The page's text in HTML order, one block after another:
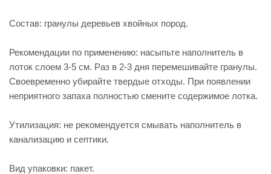
Состав: гранулы деревьев хвойных пород.
Рекомендации по применению: насыпьте наполнитель в
лоток слоем 3-5 см. Раз в 2-3 дня перемешивайте гранулы.
Своевременно убирайте твердые отходы. При появлении
неприятного запаха полностью смените содержимое лотка.
Утилизация: не рекомендуется смывать наполнитель в
канализацию и септики.
Вид упаковки: пакет.